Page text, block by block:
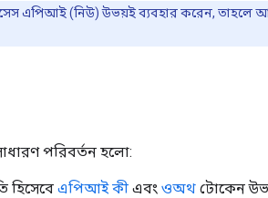
এপিআই (নিউ) উভয়ই ব্যবহার করেন, তাহলে
পরিবর্তন হলো:
হিসেবে এপিআই কী এবং ওঅথ টোকেন